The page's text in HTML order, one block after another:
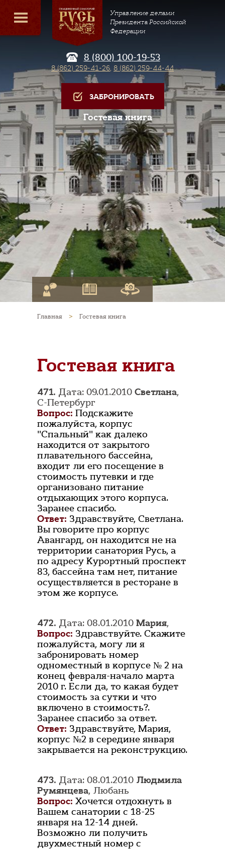
Управление делами
Президента Российской
Федерации
8 (800) 100-19-53
8 (862) 259-41-26, 8 (862) 259-44-44
ЗАБРОНИРОВАТЬ
Гостевая книга
Главная > Гостевая книга
Гостевая книга
471. Дата: 09.01.2010 Светлана,
С-Петербург
Вопрос: Подскажите
пожалуйста, корпус
"Спальный" как далеко
находится от закрытого
плавательного бассейна,
входит ли его посещение в
стоимость путевки и где
организовано питание
отдыхающих этого корпуса.
Заранее спасибо.
Ответ: Здравствуйте, Светлана.
Вы говорите про корпус
Авангард, он находится не на
территории санатория Русь, а
по адресу Курортный проспект
83, бассейна там нет, питание
осуществляется в ресторане в
этом же корпусе.
472. Дата: 08.01.2010 Мария,
Вопрос: Здравствуйте. Скажите
пожалуйста, могу ли я
забронировать номер
одноместный в корпусе № 2 на
конец февраля-начало марта
2010 г. Если да, то какая будет
стоимость за сутки и что
включено в стоимость?.
Заранее спасибо за ответ.
Ответ: Здравствуйте, Мария,
корпус №2 в середине января
закрывается на реконструкцию.
473. Дата: 08.01.2010 Людмила
Румянцева, Любань
Вопрос: Хочется отдохнуть в
Вашем санатории с 18-25
января на 12-14 дней.
Возможно ли получить
двухместный номер с